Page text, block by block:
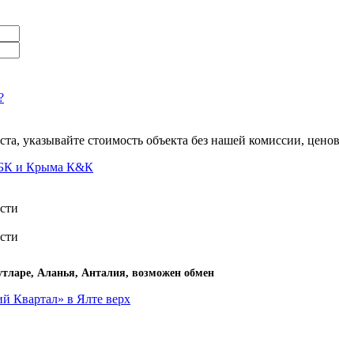
указывайте стоимость объекта без нашей комиссии,
Аланья, Анталия, возможен обмен